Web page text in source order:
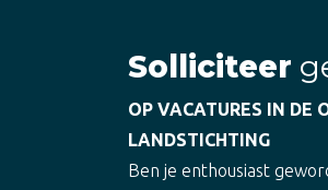
Solliciteer
OP VACATURES IN DE
LANDSTICHTING
Ben je enthousiast